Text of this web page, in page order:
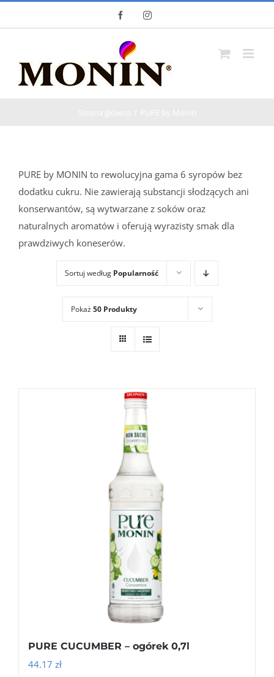
FacebookInstagram
PURE by MONIN to rewolucyjna gama 6 syropów bez
dodatku cukru. Nie zawierają substancji słodzących ani
konserwantów, są wytwarzane z soków oraz
naturalnych aromatów i oferują wyrazisty smak dla
prawdziwych koneserów.
Sortuj według Popularność
Pokaż50 Produkty
PURE CUCUMBER – ogórek 0,7l
44.17 zł